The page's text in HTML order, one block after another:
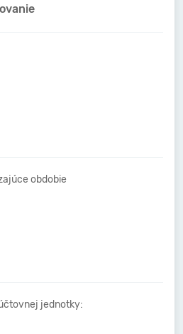
obdobie
jednotky: